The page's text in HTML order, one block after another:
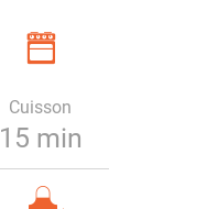
Cuisson
15 min